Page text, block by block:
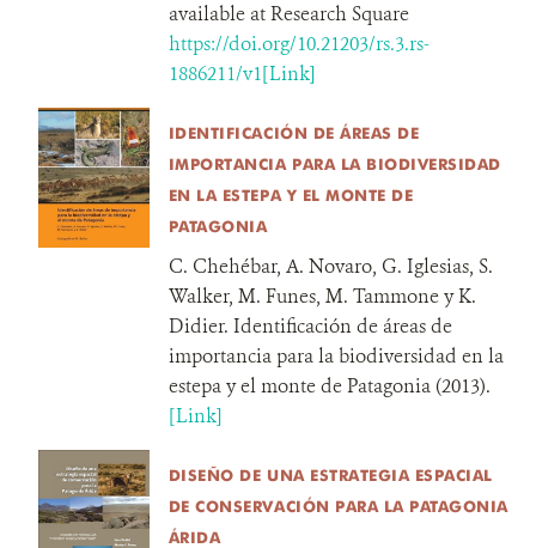
available at Research Square
https://doi.org/10.21203/rs.3.rs-
1886211/v1[Link]
IDENTIFICACIÓN DE ÁREAS DE
IMPORTANCIA PARA LA BIODIVERSIDAD
EN LA ESTEPA Y EL MONTE DE
PATAGONIA
C. Chehébar, A. Novaro, G. Iglesias, S.
Walker, M. Funes, M. Tammone y K.
Didier. Identificación de áreas de
importancia para la biodiversidad en la
estepa y el monte de Patagonia (2013).
[Link]
DISEÑO DE UNA ESTRATEGIA ESPACIAL
DE CONSERVACIÓN PARA LA PATAGONIA
ÁRIDA